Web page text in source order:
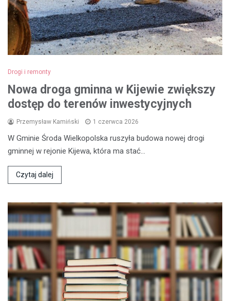
Drogi i remonty
Nowa droga gminna w Kijewie zwiększy
dostęp do terenów inwestycyjnych
Przemysław Kamiński 1 czerwca 2026
W Gminie Środa Wielkopolska ruszyła budowa nowej drogi
gminnej w rejonie Kijewa, która ma stać…
Czytaj dalej